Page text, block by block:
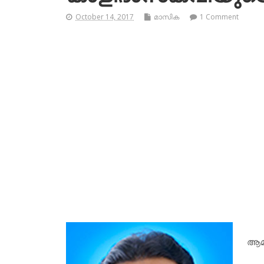
October 14, 2017 മാസിക 1 Comment